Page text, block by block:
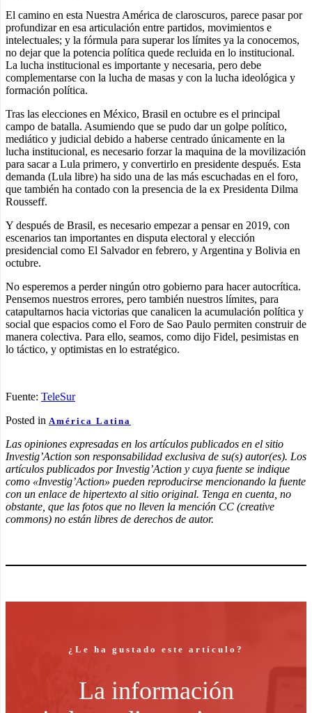
El camino en esta Nuestra América de claroscuros, parece pasar por
profundizar en esa articulación entre partidos, movimientos e
intelectuales; y la fórmula para superar los límites ya la conocemos,
no dejar que la potencia política quede recluida en lo institucional.
La lucha institucional es importante y necesaria, pero debe
complementarse con la lucha de masas y con la lucha ideológica y
formación política.
Tras las elecciones en México, Brasil en octubre es el principal
campo de batalla. Asumiendo que se pudo dar un golpe político,
mediático y judicial debido a haberse centrado únicamente en la
lucha institucional, es necesario forzar la maquina de la movilización
para sacar a Lula primero, y convertirlo en presidente después. Esta
demanda (Lula libre) ha sido una de las más escuchadas en el foro,
que también ha contado con la presencia de la ex Presidenta Dilma
Rousseff.
Y después de Brasil, es necesario empezar a pensar en 2019, con
escenarios tan importantes en disputa electoral y elección
presidencial como El Salvador en febrero, y Argentina y Bolivia en
octubre.
No esperemos a perder ningún otro gobierno para hacer autocrítica.
Pensemos nuestros errores, pero también nuestros límites, para
catapultarnos hacia victorias que canalicen la acumulación política y
social que espacios como el Foro de Sao Paulo permiten construir de
manera colectiva. Para ello, seamos, como dijo Fidel, pesimistas en
lo táctico, y optimistas en lo estratégico.
Fuente: TeleSur
Posted in América Latina
Las opiniones expresadas en los artículos publicados en el sitio
Investig’Action son responsabilidad exclusiva de su(s) autor(es). Los
artículos publicados por Investig’Action y cuya fuente se indique
como «Investig’Action» pueden reproducirse mencionando la fuente
con un enlace de hipertexto al sitio original. Tenga en cuenta, no
obstante, que las fotos que no lleven la mención CC (creative
commons) no están libres de derechos de autor.
¿Le ha gustado este artículo?
La información